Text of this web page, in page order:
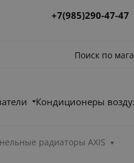
+7(985)290-47-47
Поиск по
Кондиционеры
радиаторы AXIS